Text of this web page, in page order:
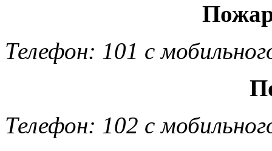
Телефон: 101 с
Телефон: 102 с